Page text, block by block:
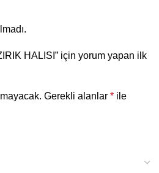
HALISI” için yorum yapan ilk
Gerekli alanlar * ile